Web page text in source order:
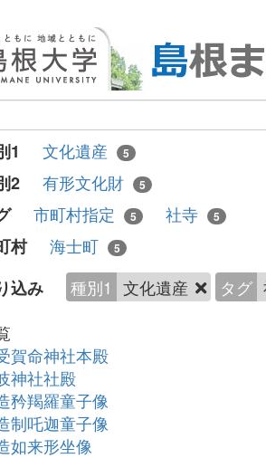
1 文化遺産 5
2 有形文化財 5
市町村指定 5 社寺 5
村 海士町 5
込み 種別1 文化遺産 タグ
賀命神社本殿
神社社殿
矜羯羅童子像
制吒迦童子像
如来形坐像